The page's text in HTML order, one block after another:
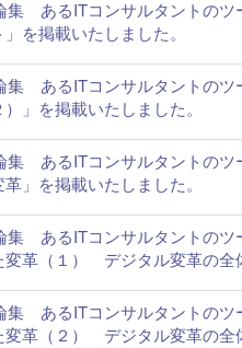
集 あるITコンサルタント
を掲載いたしました。
集 あるITコンサルタント
」を掲載いたしました。
集 あるITコンサルタントの
」を掲載いたしました。
集 あるITコンサルタントの
革（１） デジタル変革の全
集 あるITコンサルタントの
革（２） デジタル変革の全